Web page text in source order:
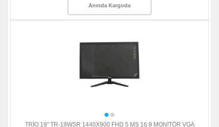
Anında Kargoda
TRİO 19" TR-19WSR 1440X900 FHD 5 MS 16:9 MONİTÖR VGA